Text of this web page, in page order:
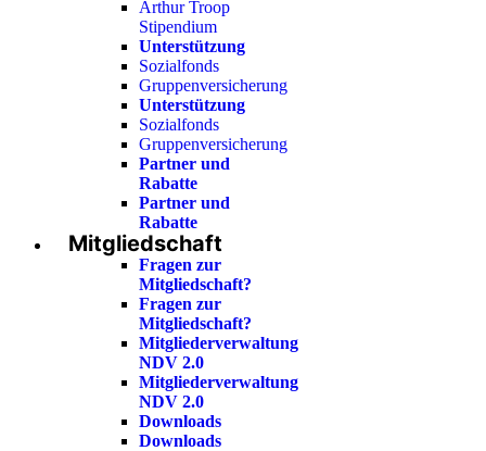
Arthur Troop
Stipendium
Unterstützung
Sozialfonds
Gruppenversicherung
Unterstützung
Sozialfonds
Gruppenversicherung
Partner und
Rabatte
Partner und
Rabatte
Mitgliedschaft
Fragen zur
Mitgliedschaft?
Fragen zur
Mitgliedschaft?
Mitgliederverwaltung
NDV 2.0
Mitgliederverwaltung
NDV 2.0
Downloads
Downloads